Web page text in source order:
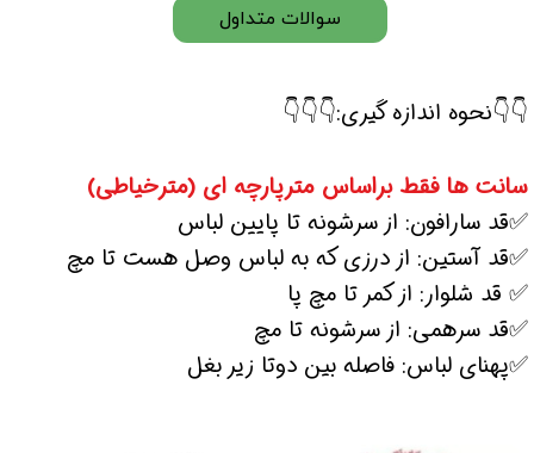
👇👇نحوه اندازه گیری:👇👇👇
سانت ها فقط براساس مترپارچه ای (مترخیاطی)
✅قد سارافون: از سرشونه تا پایین لباس
✅قد آستین: از درزی که به لباس وصل هست تا مچ
✅ قد شلوار: از کمر تا مچ پا
✅قد سرهمی: از سرشونه تا مچ
✅پهنای لباس: فاصله بین دوتا زیر بغل
سوالات متداول